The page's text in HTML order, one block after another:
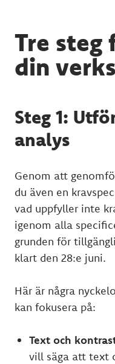
Tre
din
Steg 1:
analys
Genom att
du även en
vad uppfyller inte
igenom alla
grunden för
klart den 28:e juni.
Här är några
kan fokusera på:
Text och
vill säga att text